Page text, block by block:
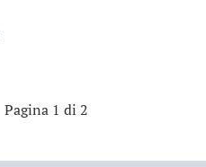
Pagina 1 di 2